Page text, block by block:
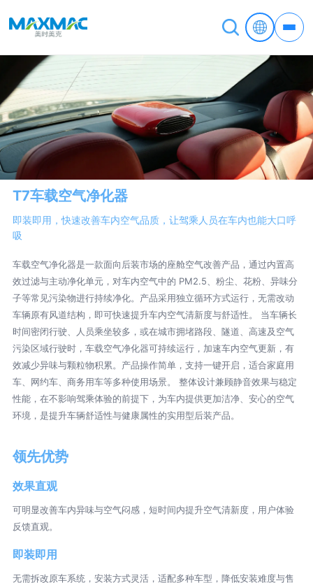
T7车载空气净化器
即装即用，快速改善车内空气品质，让驾乘人员在车内也能大口呼
吸
车载空气净化器是一款面向后装市场的座舱空气改善产品，通过内置高
效过滤与主动净化单元，对车内空气中的 PM2.5、粉尘、花粉、异味分
子等常见污染物进行持续净化。产品采用独立循环方式运行，无需改动
车辆原有风道结构，即可快速提升车内空气清新度与舒适性。 当车辆长
时间密闭行驶、人员乘坐较多，或在城市拥堵路段、隧道、高速及空气
污染区域行驶时，车载空气净化器可持续运行，加速车内空气更新，有
效减少异味与颗粒物积累。产品操作简单，支持一键开启，适合家庭用
车、网约车、商务用车等多种使用场景。 整体设计兼顾静音效果与稳定
性能，在不影响驾乘体验的前提下，为车内提供更加洁净、安心的空气
环境，是提升车辆舒适性与健康属性的实用型后装产品。
领先优势
效果直观
可明显改善车内异味与空气闷感，短时间内提升空气清新度，用户体验
反馈直观。
即装即用
无需拆改原车系统，安装方式灵活，适配多种车型，降低安装难度与售